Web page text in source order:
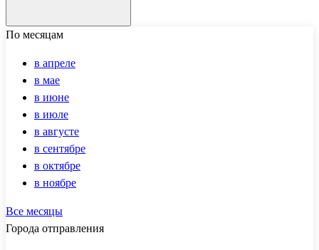
По месяцам
в апреле
в мае
в июне
в июле
в августе
в сентябре
в октябре
в ноябре
Все месяцы
Города отправления